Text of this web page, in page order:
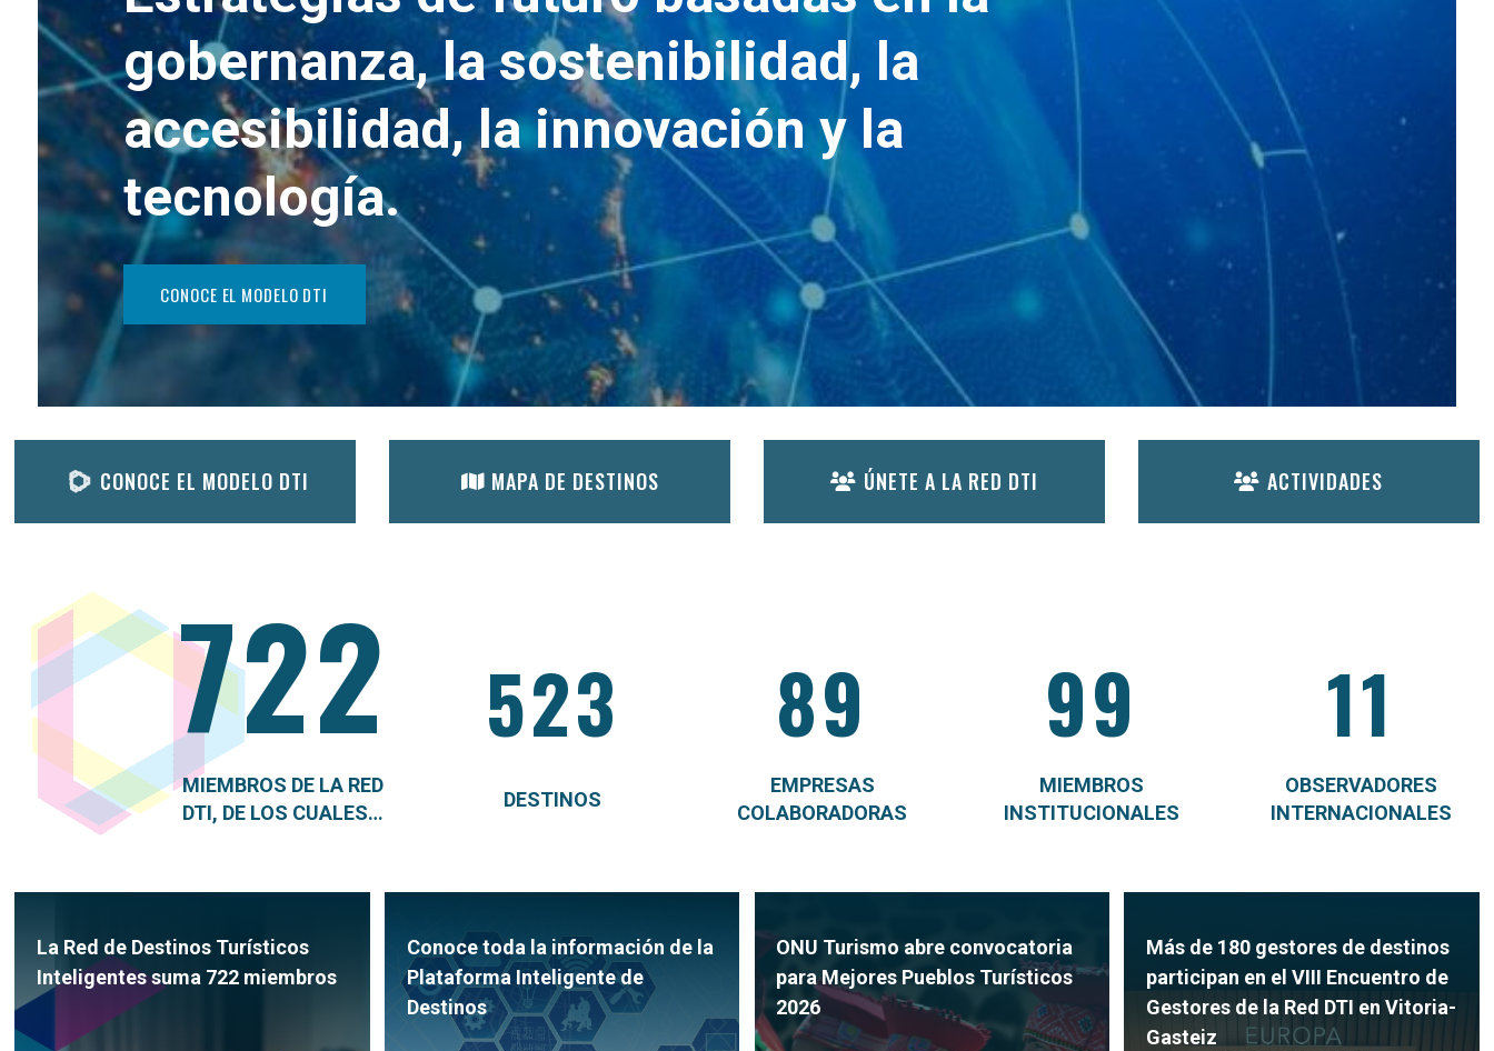
gobernanza, la sostenibilidad, la
accesibilidad, la innovación y la
tecnología.
CONOCE EL MODELO DTI
CONOCE EL MODELO DTI MAPA DE DESTINOS ÚNETE A LA RED DTI ACTIVIDADES
722
MIEMBROS DE LA RED
DTI, DE LOS CUALES…
523
DESTINOS
89
EMPRESAS
COLABORADORAS
99
MIEMBROS
INSTITUCIONALES
11
OBSERVADORES
INTERNACIONALES
La Red de Destinos Turísticos
Inteligentes suma 722 miembros
Conoce toda la información de la
Plataforma Inteligente de
Destinos
ONU Turismo abre convocatoria
para Mejores Pueblos Turísticos
2026
Más de 180 gestores de destinos
participan en el VIII Encuentro de
Gestores de la Red DTI en Vitoria-
Gasteiz